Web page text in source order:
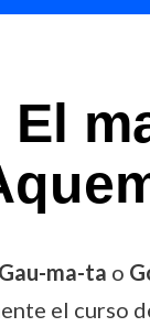
El
Gau-ma-ta o
el curso